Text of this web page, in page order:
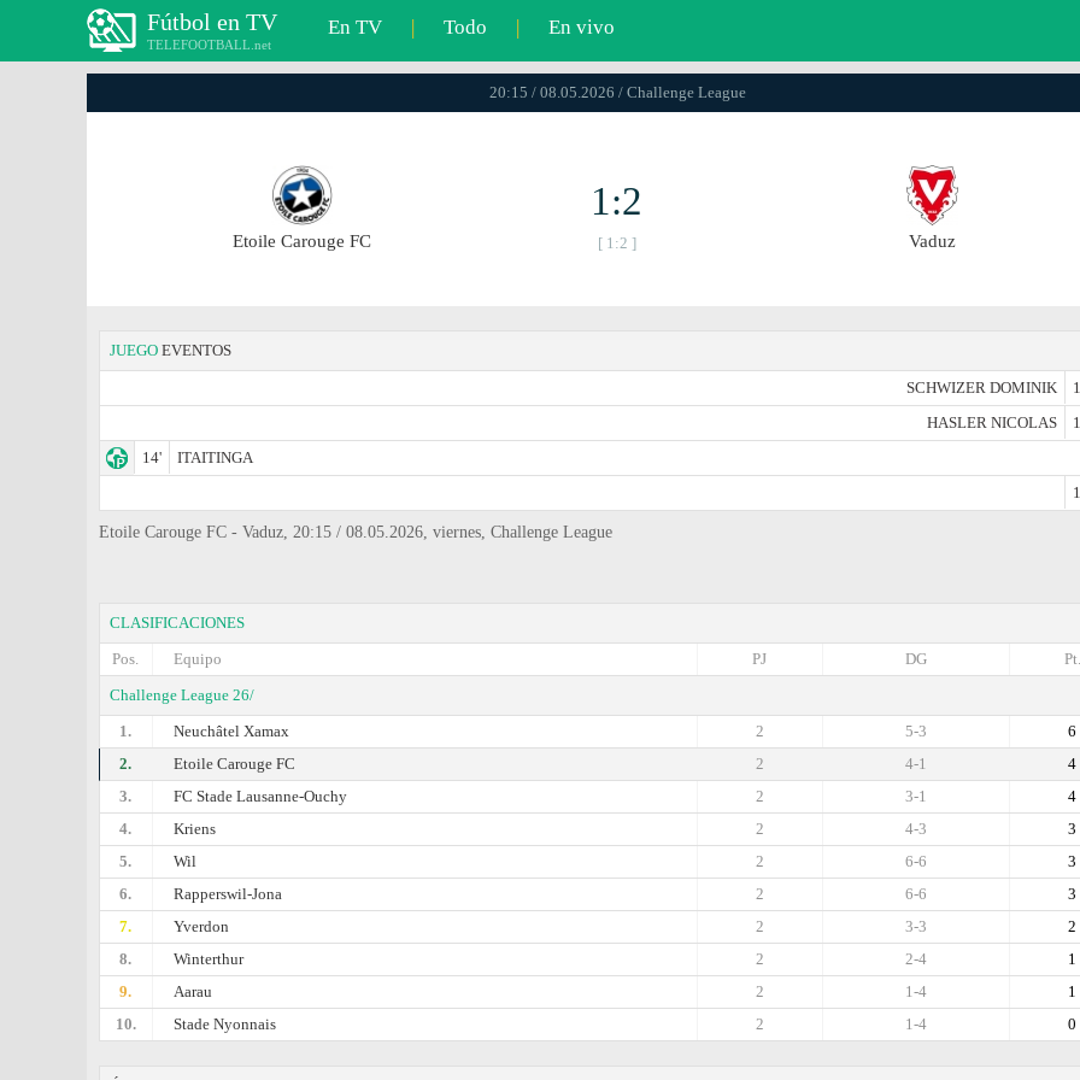
Fútbol en TV
TELEFOOTBALL.net
En TV | Todo | En vivo
20:15 / 08.05.2026 / Challenge League
Etoile Carouge FC
1:2
[ 1:2 ] Vaduz
JUEGO EVENTOS
SCHWIZER DOMINIK
HASLER NICOLAS
14'
ITAITINGA
Etoile Carouge FC - Vaduz, 20:15 / 08.05.2026, viernes, Challenge League
CLASIFICACIONES
Pos.
Equipo Pt.
DG
PJ
Challenge League 26/
1.
Neuchâtel Xamax 6
5-3
2
2.
Etoile Carouge FC 4
4-1
2
3.
FC Stade Lausanne-Ouchy 4
3-1
2
4.
Kriens 3
4-3
2
5.
Wil 3
6-6
2
6.
Rapperswil-Jona 3
6-6
2
7.
Yverdon 2
3-3
2
8.
Winterthur 1
2-4
2
9.
Aarau 1
1-4
2
10.
Stade Nyonnais 0
1-4
2